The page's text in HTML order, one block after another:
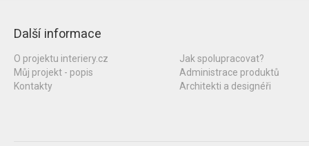
Další informace
O projektu interiery.cz
Můj projekt - popis
Kontakty
Jak spolupracovat?
Administrace produktů
Architekti a designéři